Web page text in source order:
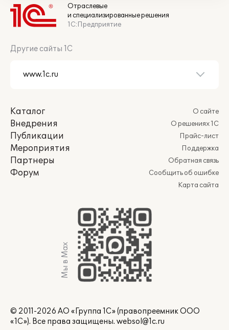
Отраслевые
и специализированные решения
1С:Предприятие
Другие сайты 1С
Каталог
Внедрения
Публикации
Мероприятия
Партнеры
Форум
О сайте
О решениях 1С
Прайс-лист
Поддержка
Обратная связь
Сообщить об ошибке
Карта сайта
Мы в Max
© 2011-2026 АО «Группа 1С» (правопреемник ООО
«1С»). Все права защищены. websol@1c.ru